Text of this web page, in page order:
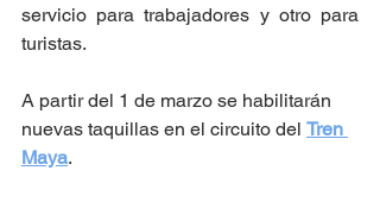
servicio para trabajadores y otro para
turistas.
A partir del 1 de marzo se habilitarán
nuevas taquillas en el circuito del Tren
Maya.